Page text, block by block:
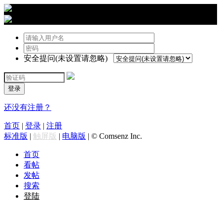
安全提问(未设置请忽略)
登录
还没有注册？
首页 | 登录 | 注册
标准版 | 触屏版 | 电脑版 | © Comsenz Inc.
首页
看帖
发帖
搜索
登陆